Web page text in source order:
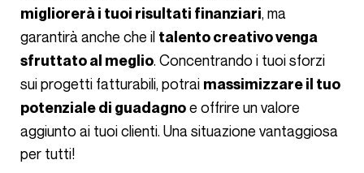
migliorerà i tuoi risultati finanziari, ma
garantirà anche che il talento creativo venga
sfruttato al meglio. Concentrando i tuoi sforzi
sui progetti fatturabili, potrai massimizzare il tuo
potenziale di guadagnoe offrire un valore
aggiunto ai tuoi clienti. Una situazione vantaggiosa
per tutti!